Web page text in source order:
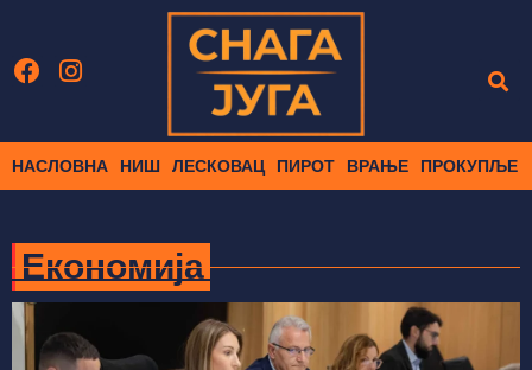
НАСЛОВНА НИШ ЛЕСКОВАЦ ПИРОТ ВРАЊЕ ПРОКУПЉЕ
Економија